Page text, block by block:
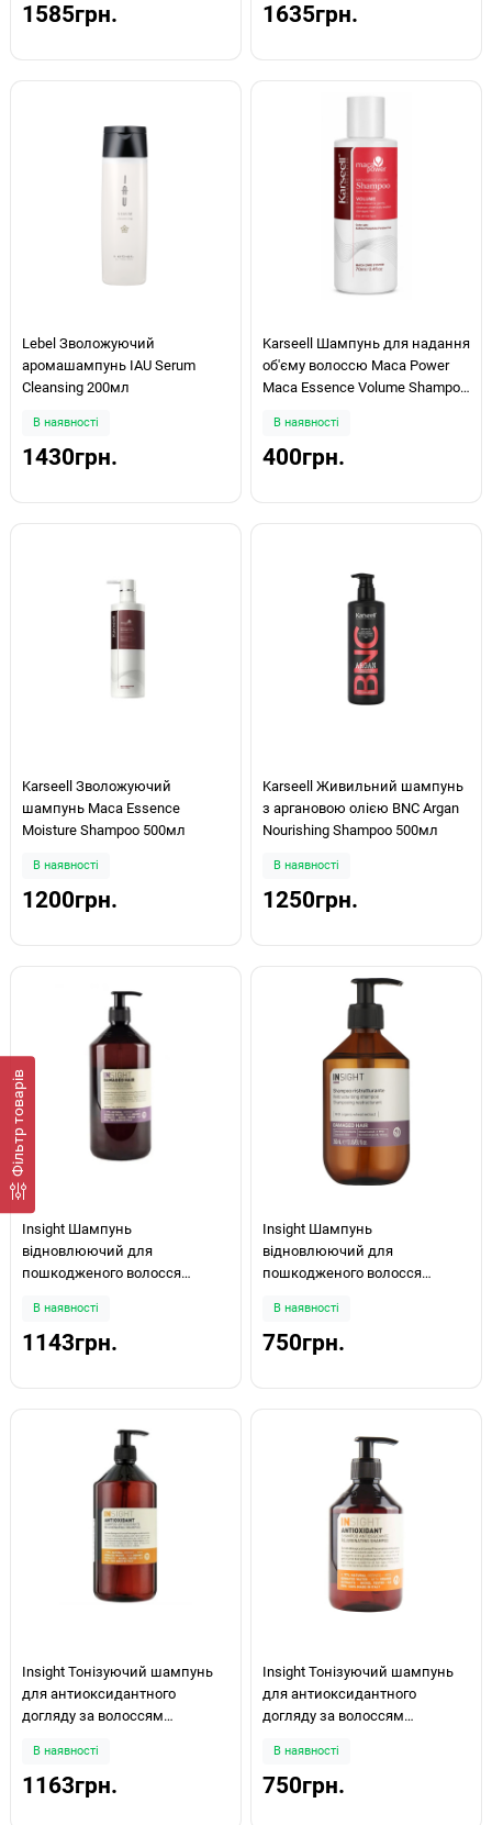
Фiльтр товарів
1585грн. 1635грн.
Lebel Зволожуючий
аромашампунь IAU Serum
Cleansing 200мл
В наявності
1430грн.
Karseell Шампунь для надання
об'єму волоссю Maca Power
Maca Essence Volume Shampoo
В наявності
400грн.
Karseell Зволожуючий
шампунь Maca Essence
Moisture Shampoo 500мл
В наявності
1200грн.
Karseell Живильний шампунь
з аргановою олією BNC Argan
Nourishing Shampoo 500мл
В наявності
1250грн.
Insight Шампунь
відновлюючий для
пошкодженого волосся
В наявності
1143грн.
Insight Шампунь
відновлюючий для
пошкодженого волосся
В наявності
750грн.
Insight Тонізуючий шампунь
для антиоксидантного
догляду за волоссям
Shampoo 900мл
В наявності
1163грн.
Insight Тонізуючий шампунь
для антиоксидантного
догляду за волоссям
Shampoo 400мл
В наявності
750грн.